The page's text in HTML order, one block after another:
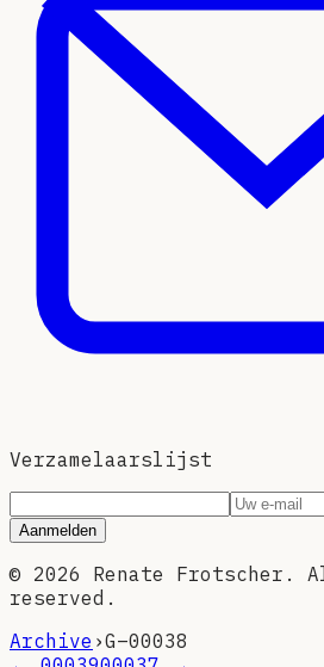
Verzamelaarslijst
Aanmelden
© 2026 Renate Frotscher.
reserved.
Archive ›G–00038